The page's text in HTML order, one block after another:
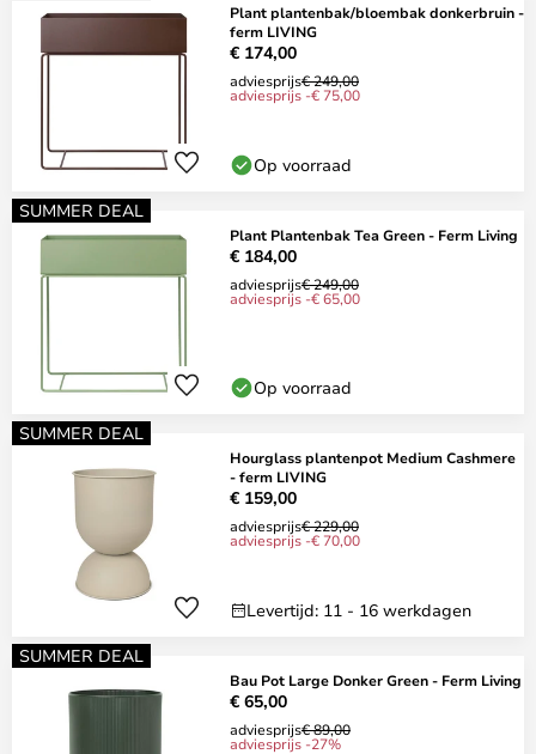
Plant plantenbak/bloembak donkerbruin -
ferm LIVING
€ 174,00
adviesprijs€ 249,00
adviesprijs -€ 75,00
Op voorraad
SUMMER DEAL
Plant Plantenbak Tea Green - Ferm Living
€ 184,00
adviesprijs€ 249,00
adviesprijs -€ 65,00
Op voorraad
SUMMER DEAL
Hourglass plantenpot Medium Cashmere
- ferm LIVING
€ 159,00
adviesprijs€ 229,00
adviesprijs -€ 70,00
Levertijd: 11 - 16 werkdagen
SUMMER DEAL
Bau Pot Large Donker Green - Ferm Living
€ 65,00
adviesprijs€ 89,00
adviesprijs -27%